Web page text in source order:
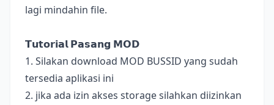
lagi mindahin file.
𝗧𝘂𝘁𝗼𝗿𝗶𝗮𝗹 𝗣𝗮𝘀𝗮𝗻𝗴 𝗠𝗢𝗗
1. Silakan download MOD BUSSID yang sudah
tersedia aplikasi ini
2. jika ada izin akses storage silahkan diizinkan